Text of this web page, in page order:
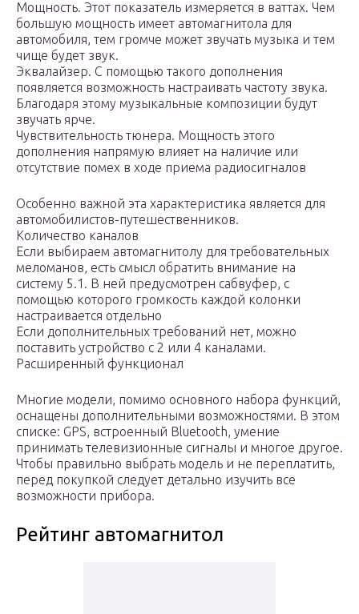
Мощность. Этот показатель измеряется в ваттах. Чем
большую мощность имеет автомагнитола для
автомобиля, тем громче может звучать музыка и тем
чище будет звук.
Эквалайзер. С помощью такого дополнения
появляется возможность настраивать частоту звука.
Благодаря этому музыкальные композиции будут
звучать ярче.
Чувствительность тюнера. Мощность этого
дополнения напрямую влияет на наличие или
отсутствие помех в ходе приема радиосигналов
Особенно важной эта характеристика является для
автомобилистов-путешественников.
Количество каналов
Если выбираем автомагнитолу для требовательных
меломанов, есть смысл обратить внимание на
систему 5.1. В ней предусмотрен сабвуфер, с
помощью которого громкость каждой колонки
настраивается отдельно
Если дополнительных требований нет, можно
поставить устройство с 2 или 4 каналами.
Расширенный функционал
Многие модели, помимо основного набора функций,
оснащены дополнительными возможностями. В этом
списке: GPS, встроенный Bluetooth, умение
принимать телевизионные сигналы и многое другое.
Чтобы правильно выбрать модель и не переплатить,
перед покупкой следует детально изучить все
возможности прибора.
Рейтинг автомагнитол